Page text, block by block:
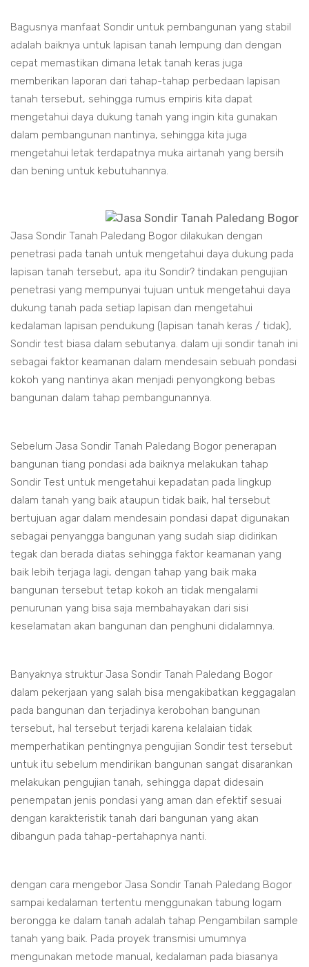
Bagusnya manfaat Sondir untuk pembangunan yang stabil
adalah baiknya untuk lapisan tanah lempung dan dengan
cepat memastikan dimana letak tanah keras juga
memberikan laporan dari tahap-tahap perbedaan lapisan
tanah tersebut, sehingga rumus empiris kita dapat
mengetahui daya dukung tanah yang ingin kita gunakan
dalam pembangunan nantinya, sehingga kita juga
mengetahui letak terdapatnya muka airtanah yang bersih
dan bening untuk kebutuhannya.
Jasa Sondir Tanah Paledang Bogor dilakukan dengan
penetrasi pada tanah untuk mengetahui daya dukung pada
lapisan tanah tersebut, apa itu Sondir? tindakan pengujian
penetrasi yang mempunyai tujuan untuk mengetahui daya
dukung tanah pada setiap lapisan dan mengetahui
kedalaman lapisan pendukung (lapisan tanah keras / tidak),
Sondir test biasa dalam sebutanya. dalam uji sondir tanah ini
sebagai faktor keamanan dalam mendesain sebuah pondasi
kokoh yang nantinya akan menjadi penyongkong bebas
bangunan dalam tahap pembangunannya.
Sebelum Jasa Sondir Tanah Paledang Bogor penerapan
bangunan tiang pondasi ada baiknya melakukan tahap
Sondir Test untuk mengetahui kepadatan pada lingkup
dalam tanah yang baik ataupun tidak baik, hal tersebut
bertujuan agar dalam mendesain pondasi dapat digunakan
sebagai penyangga bangunan yang sudah siap didirikan
tegak dan berada diatas sehingga faktor keamanan yang
baik lebih terjaga lagi, dengan tahap yang baik maka
bangunan tersebut tetap kokoh an tidak mengalami
penurunan yang bisa saja membahayakan dari sisi
keselamatan akan bangunan dan penghuni didalamnya.
Banyaknya struktur Jasa Sondir Tanah Paledang Bogor
dalam pekerjaan yang salah bisa mengakibatkan keggagalan
pada bangunan dan terjadinya kerobohan bangunan
tersebut, hal tersebut terjadi karena kelalaian tidak
memperhatikan pentingnya pengujian Sondir test tersebut
untuk itu sebelum mendirikan bangunan sangat disarankan
melakukan pengujian tanah, sehingga dapat didesain
penempatan jenis pondasi yang aman dan efektif sesuai
dengan karakteristik tanah dari bangunan yang akan
dibangun pada tahap-pertahapnya nanti.
dengan cara mengebor Jasa Sondir Tanah Paledang Bogor
sampai kedalaman tertentu menggunakan tabung logam
berongga ke dalam tanah adalah tahap Pengambilan sample
tanah yang baik. Pada proyek transmisi umumnya
mengunakan metode manual, kedalaman pada biasanya